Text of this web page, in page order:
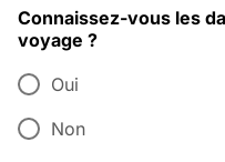
Connaissez-vous les
voyage ?
Oui
Non